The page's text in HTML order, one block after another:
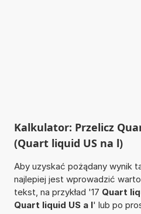
Kalkulator: Przelicz
(Quart liquid US na l)
Aby uzyskać pożądany wynik
najlepiej jest wprowadzić
tekst, na przykład '17 Quart
Quart liquid US a l' lub po